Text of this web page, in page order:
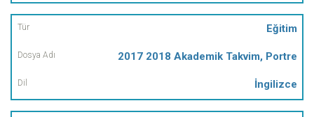
Eğitim
2017 2018 Akademik Takvim, Portre
İngilizce